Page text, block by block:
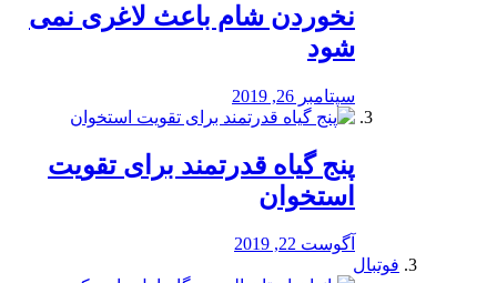
نخوردن شام باعث لاغری نمی
‌شود
سپتامبر 26, 2019
پنج گیاه قدرتمند برای تقویت
استخوان
آگوست 22, 2019
فوتبال